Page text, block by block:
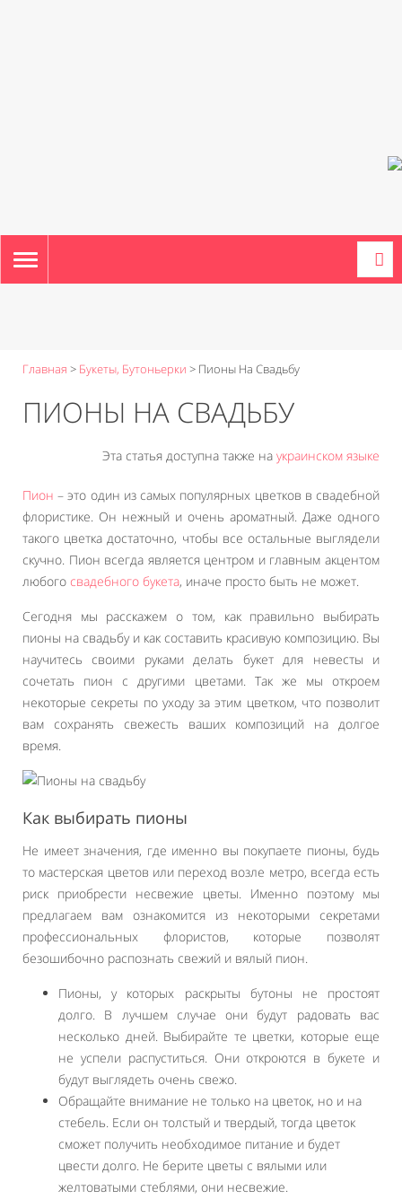
TOGGLE
NAVIGATION
Главная > Букеты, Бутоньерки > Пионы На Свадьбу
ПИОНЫ НА СВАДЬБУ
Эта статья доступна также на украинском языке
Пион – это один из самых популярных цветков в свадебной
флористике. Он нежный и очень ароматный. Даже одного
такого цветка достаточно, чтобы все остальные выглядели
скучно. Пион всегда является центром и главным акцентом
любого свадебного букета, иначе просто быть не может.
Сегодня мы расскажем о том, как правильно выбирать
пионы на свадьбу и как составить красивую композицию. Вы
научитесь своими руками делать букет для невесты и
сочетать пион с другими цветами. Так же мы откроем
некоторые секреты по уходу за этим цветком, что позволит
вам сохранять свежесть ваших композиций на долгое
время.
Как выбирать пионы
Не имеет значения, где именно вы покупаете пионы, будь
то мастерская цветов или переход возле метро, всегда есть
риск приобрести несвежие цветы. Именно поэтому мы
предлагаем вам ознакомится из некоторыми секретами
профессиональных флористов, которые позволят
безошибочно распознать свежий и вялый пион.
Пионы, у которых раскрыты бутоны не простоят
долго. В лучшем случае они будут радовать вас
несколько дней. Выбирайте те цветки, которые еще
не успели распуститься. Они откроются в букете и
будут выглядеть очень свежо.
Обращайте внимание не только на цветок, но и на
стебель. Если он толстый и твердый, тогда цветок
сможет получить необходимое питание и будет
цвести долго. Не берите цветы с вялыми или
желтоватыми стеблями, они несвежие.